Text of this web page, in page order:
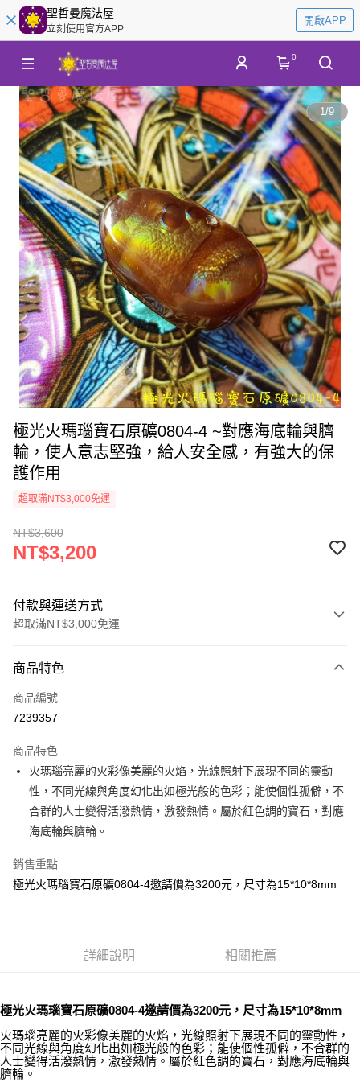
聖哲曼魔法屋
立刻使用官方APP
開啟APP
0
1/9
極光火瑪瑙寶石原礦0804-4 ~對應海底輪與臍
輪，使人意志堅強，給人安全感，有強大的保
護作用
超取滿NT$3,000免運
NT$3,600
NT$3,200
付款與運送方式
超取滿NT$3,000免運
信用卡一次付款
超商取貨付款
Apple Pay
街口支付
悠遊付
ATM付款
每筆NT$80，滿NT$3,000(含以上)免運費
郵局幫你送（離島）
商品特色
商品編號
7239357
商品特色
火瑪瑙亮麗的火彩像美麗的火焰，光線照射下展現不同的靈動
性，不同光線與角度幻化出如極光般的色彩；能使個性孤僻，不
合群的人士變得活潑熱情，激發熱情。屬於紅色調的寶石，對應
海底輪與臍輪。
銷售重點
極光火瑪瑙寶石原礦0804-4邀請價為3200元，尺寸為15*10*8mm
詳細說明 相關推薦
極光火瑪瑙寶石原礦0804-4邀請價為3200元，尺寸為15*10*8mm
火瑪瑙亮麗的火彩像美麗的火焰，光線照射下展現不同的靈動性，
不同光線與角度幻化出如極光般的色彩；能使個性孤僻，不合群的
人士變得活潑熱情，激發熱情。屬於紅色調的寶石，對應海底輪與
臍輪。